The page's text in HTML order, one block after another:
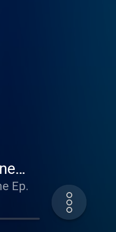
Ep.
et